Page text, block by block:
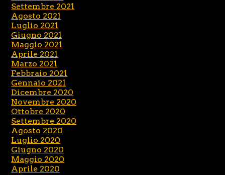
Settembre 2021
Agosto 2021
Luglio 2021
Giugno 2021
Maggio 2021
Aprile 2021
Marzo 2021
Febbraio 2021
Gennaio 2021
Dicembre 2020
Novembre 2020
Ottobre 2020
Settembre 2020
Agosto 2020
Luglio 2020
Giugno 2020
Maggio 2020
Aprile 2020